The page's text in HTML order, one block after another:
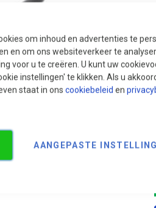
om inhoud en advertenties te
en om ons websiteverkeer te
voor u te creëren. U kunt uw
instellingen' te klikken. Als u
staat in ons cookiebeleid en
AANGEPASTE